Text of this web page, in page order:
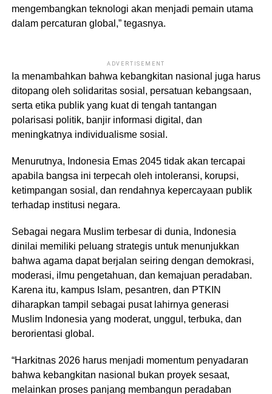
mengembangkan teknologi akan menjadi pemain utama
dalam percaturan global,” tegasnya.
ADVERTISEMENT
Ia menambahkan bahwa kebangkitan nasional juga harus
ditopang oleh solidaritas sosial, persatuan kebangsaan,
serta etika publik yang kuat di tengah tantangan
polarisasi politik, banjir informasi digital, dan
meningkatnya individualisme sosial.
Menurutnya, Indonesia Emas 2045 tidak akan tercapai
apabila bangsa ini terpecah oleh intoleransi, korupsi,
ketimpangan sosial, dan rendahnya kepercayaan publik
terhadap institusi negara.
Sebagai negara Muslim terbesar di dunia, Indonesia
dinilai memiliki peluang strategis untuk menunjukkan
bahwa agama dapat berjalan seiring dengan demokrasi,
moderasi, ilmu pengetahuan, dan kemajuan peradaban.
Karena itu, kampus Islam, pesantren, dan PTKIN
diharapkan tampil sebagai pusat lahirnya generasi
Muslim Indonesia yang moderat, unggul, terbuka, dan
berorientasi global.
“Harkitnas 2026 harus menjadi momentum penyadaran
bahwa kebangkitan nasional bukan proyek sesaat,
melainkan proses panjang membangun peradaban